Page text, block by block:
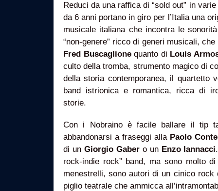
Reduci da una raffica di “sold out” in
da 6 anni portano in giro per l’Italia una
musicale italiana che incontra le
“non-genere” ricco di generi musicali,
Fred Buscaglionequanto di Louis
culto della tromba, strumento magico di
della storia contemporanea, il quartetto
band istrionica e romantica, ricca di
storie.
Con i Nobraino è facile ballare il tip
abbandonarsi a fraseggi alla Paolo Conte
di un Giorgio Gabero un Enzo Iannacci
rock-indie rock” band, ma sono molto
menestrelli, sono autori di un cinico rock
piglio teatrale che ammicca